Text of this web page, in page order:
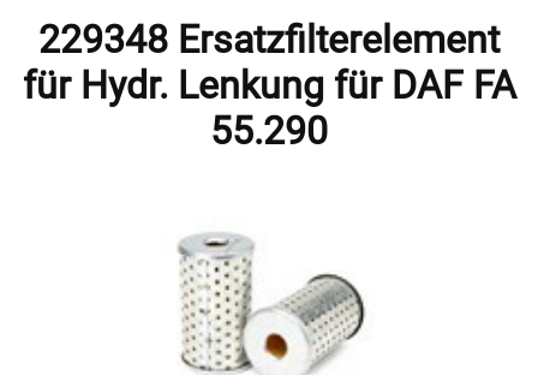
229348 Ersatzfilterelement
für Hydr. Lenkung für DAF FA
55.290